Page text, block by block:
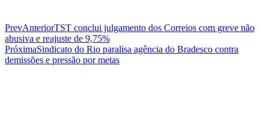
PrevAnteriorTST conclui julgamento dos Correios com greve não
abusiva e reajuste de 9,75%
PróximaSindicato do Rio paralisa agência do Bradesco contra
demissões e pressão por metas